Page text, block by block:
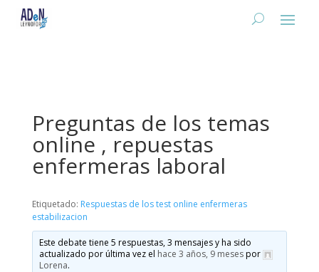
Preguntas de los temas
online , repuestas
enfermeras laboral
Etiquetado: Respuestas de los test online enfermeras
estabilizacion
Este debate tiene 5 respuestas, 3 mensajes y ha sido
actualizado por última vez el hace 3 años, 9 mesespor
Lorena.